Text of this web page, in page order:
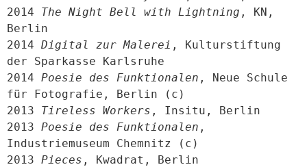
2014 The Night Bell with Lightning , KN,
Berlin
2014 Digital zur Malerei , Kulturstiftung
der Sparkasse Karlsruhe
2014 Poesie des Funktionalen , Neue Schule
für Fotografie, Berlin (c)
2013 Tireless Workers , Insitu, Berlin
2013 Poesie des Funktionalen ,
Industriemuseum Chemnitz (c)
2013 Pieces , Kwadrat, Berlin